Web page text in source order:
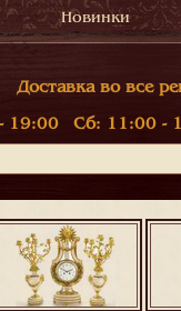
Новинки
Доставка во все
19:00 Сб: 11:00 -